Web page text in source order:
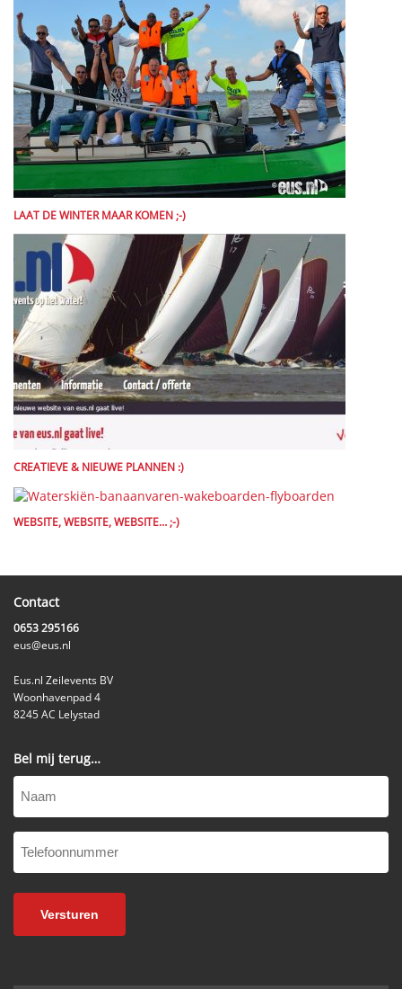
LAAT DE WINTER MAAR KOMEN ;-)
CREATIEVE & NIEUWE PLANNEN :)
WEBSITE, WEBSITE, WEBSITE… ;-)
Contact
0653 295166
eus@eus.nl
Eus.nl Zeilevents BV
Woonhavenpad 4
8245 AC Lelystad
Bel mij terug…
Naam
Telefoonnummer
(Vereist)